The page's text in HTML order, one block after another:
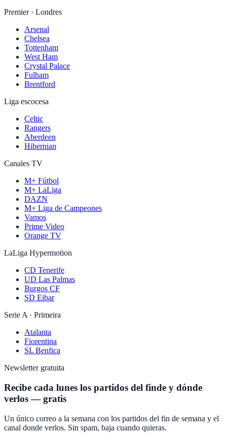
Premier · Londres
Arsenal
Chelsea
Tottenham
West Ham
Crystal Palace
Fulham
Brentford
Liga escocesa
Celtic
Rangers
Aberdeen
Hibernian
Canales TV
M+ Fútbol
M+ LaLiga
DAZN
M+ Liga de Campeones
Vamos
Prime Video
Orange TV
LaLiga Hypermotion
CD Tenerife
UD Las Palmas
Burgos CF
SD Eibar
Serie A · Primeira
Atalanta
Fiorentina
SL Benfica
Newsletter gratuita
Recibe cada lunes los partidos del finde y dónde
verlos — gratis
Un único correo a la semana con los partidos del fin de semana y el
canal donde verlos. Sin spam, baja cuando quieras.